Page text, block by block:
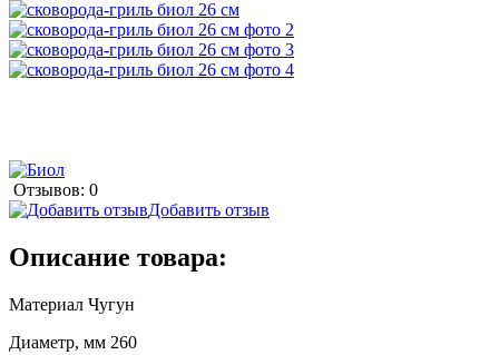
Отзывов: 0
Добавить отзыв
Описание товара:
Материал Чугун
Диаметр, мм 260